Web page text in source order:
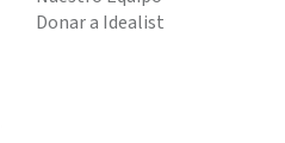
Donar a Idealist